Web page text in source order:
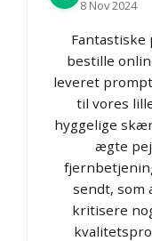
8 Nov 2024
Fantastiske
bestille
leveret
til vores
hyggelige
ægte
sendt, som
kritisere